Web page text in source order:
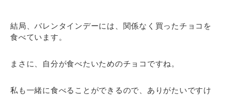
結局、バレンタインデーには、関係なく買ったチョコを
食べています。
まさに、自分が食べたいためのチョコですね。
私も一緒に食べることができるので、ありがたいですけ